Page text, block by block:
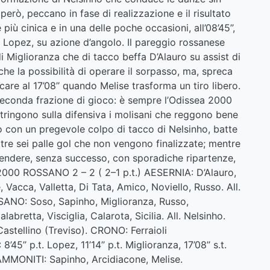
peccano in fase di realizzazione e il risultato
cinica e in una delle poche occasioni, all’08’45’’,
su azione d’angolo. Il pareggio rossanese
che di tacco beffa D’Alauro su assist di
la possibilità di operare il sorpasso, ma, spreca
al 17’08’’ quando Melise trasforma un tiro libero.
frazione di gioco: è sempre l’Odissea 2000
sulla difensiva i molisani che reggono bene
con un pregevole colpo di tacco di Nelsinho, batte
sei palle gol che non vengono finalizzate; mentre
senza successo, con sporadiche ripartenze,
ROSSANO 2 – 2 ( 2–1 p.t.) AESERNIA: D’Alauro,
Valletta, Di Tata, Amico, Noviello, Russo. All.
Soso, Sapinho, Miglioranza, Russo,
Visciglia, Calarota, Sicilia. All. Nelsinho.
(Treviso). CRONO: Ferraioli
p.t. Lopez, 11’14’’ p.t. Miglioranza, 17’08’’ s.t.
Sapinho, Arcidiacone, Melise.